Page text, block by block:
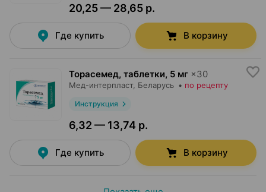
20,25 — 28,65 р.
Где купить В корзину
Торасемед, таблетки, 5 мг ×30
Мед-интерпласт, Беларусь • по рецепту
Инструкция
6,32 — 13,74 р.
Где купить В корзину